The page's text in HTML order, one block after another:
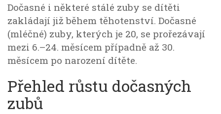
Dočasné i některé stálé zuby se dítěti
zakládají již během těhotenství. Dočasné
(mléčné) zuby, kterých je 20, se prořezávají
mezi 6.–24. měsícem případně až 30.
měsícem po narození dítěte.
Přehled růstu dočasných
zubů